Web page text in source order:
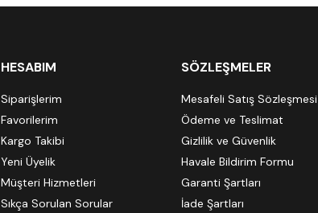
HESABIM
Siparişlerim
Favorilerim
Kargo Takibi
Yeni Üyelik
Müşteri Hizmetleri
Sıkça Sorulan Sorular
SÖZLEŞMELER
Mesafeli Satış Sözleşmesi
Ödeme ve Teslimat
Gizlilik ve Güvenlik
Havale Bildirim Formu
Garanti Şartları
İade Şartları